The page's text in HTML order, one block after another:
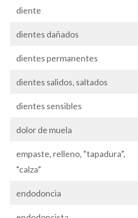
diente
dientes dañados
dientes permanentes
dientes salidos, saltados
dientes sensibles
dolor de muela
empaste, relleno, “tapadura”,
“calza”
endodoncia